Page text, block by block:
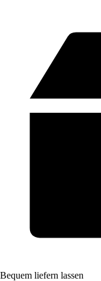
Bequem liefern lassen